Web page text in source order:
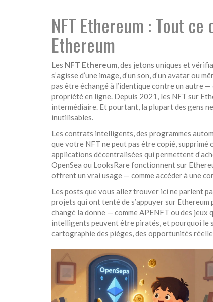
NFT Ethereum : Tout
Ethereum
Les NFT Ethereum,des jetons uniques et
s’agisse d’une image, d’un son, d’un avatar ou
pas être échangé à l’identique contre un autre
propriété en ligne. Depuis 2021, les NFT sur
intermédiaire. Et pourtant, la plupart des gens
inutilisables.
Les contrats intelligents,des programmes
que votre NFT ne peut pas être copié, supprimé
applications décentralisées qui permettent
OpenSea ou LooksRare fonctionnent sur
offrent un vrai usage — comme accéder à une
Les posts que vous allez trouver ici ne parlent
projets qui ont tenté de s’appuyer sur
changé la donne — comme APENFT ou des
intelligents peuvent être piratés, et pourquoi le
cartographie des pièges, des opportunités